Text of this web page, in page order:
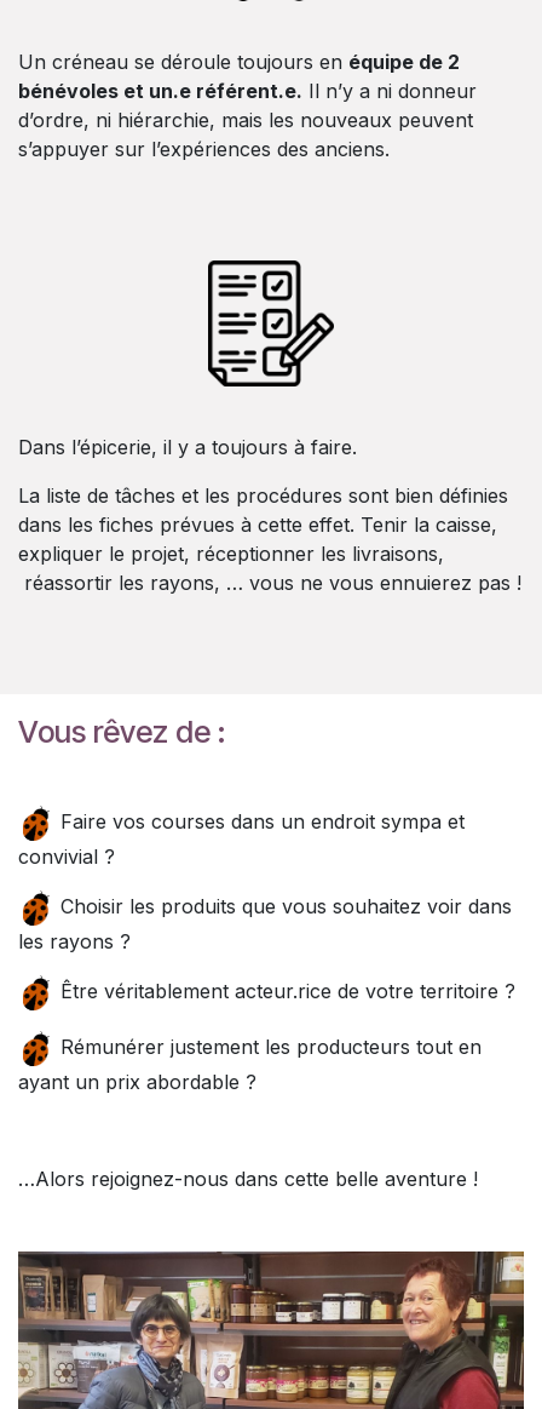
Un créneau se déroule toujours en équipe de 2
bénévoles et un.e référent.e. Il n’y a ni donneur
d’ordre, ni hiérarchie, mais les nouveaux peuvent
s’appuyer sur l’expériences des anciens.
Dans l’épicerie, il y a toujours à faire.
La liste de tâches et les procédures sont bien définies
dans les fiches prévues à cette effet. Tenir la caisse,
expliquer le projet, réceptionner les livraisons,
réassortir les rayons, … vous ne vous ennuierez pas !
Vous rêvez de :
Faire vos courses dans un endroit sympa et
convivial ?
Choisir les produits que vous souhaitez voir dans
les rayons ?
Être véritablement acteur.rice de votre territoire ?
Rémunérer justement les producteurs tout en
ayant un prix abordable ?
…Alors rejoignez-nous dans cette belle aventure !